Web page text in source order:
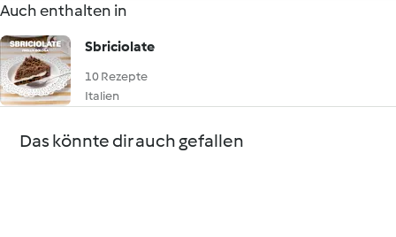
Auch enthalten in
Sbriciolate
10 Rezepte
Italien
Das könnte dir auch gefallen